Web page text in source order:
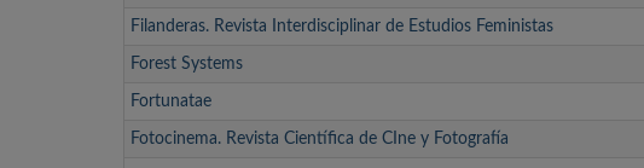
Filanderas. Revista Interdisciplinar de Estudios Feministas
Forest Systems
Fortunatae
Fotocinema. Revista Científica de CIne y Fotografía